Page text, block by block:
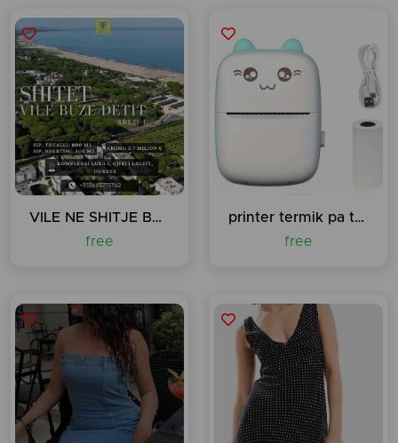
VILE NE SHITJE BUZE DETIT, GJIRI I LALEZIT
free
printer termik pa tela
free